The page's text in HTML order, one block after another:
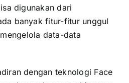
digunakan dari
banyak fitur-fitur unggul
data-data
dengan teknologi Face